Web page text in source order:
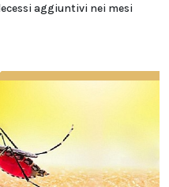
aggiuntivi nei mesi